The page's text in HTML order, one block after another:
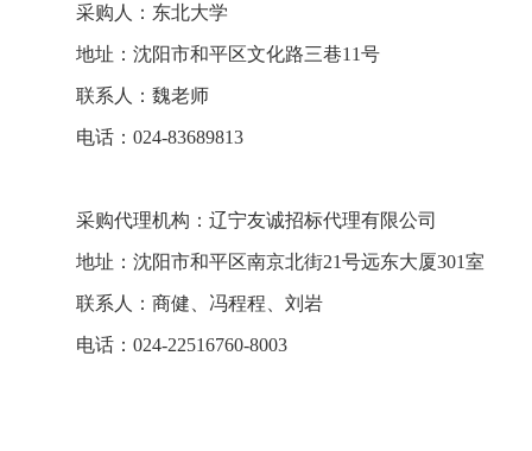
采购人：东北大学
地址：沈阳市和平区文化路三巷11号
联系人：魏老师
电话： 024-83689813
采购代理机构：辽宁友诚招标代理有限公司
地址：沈阳市和平区南京北街21号远东大厦301室
联系人：商健、冯程程、刘岩
电话： 024-22516760-8003